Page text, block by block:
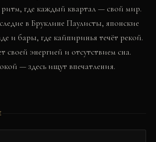
ритм, где каждый квартал — свой мир.
в Бруклине Паулисты, японские
и бары, где кайпиринья течёт рекой.
своей энергией и отсутствием сна.
— здесь ищут впечатления.